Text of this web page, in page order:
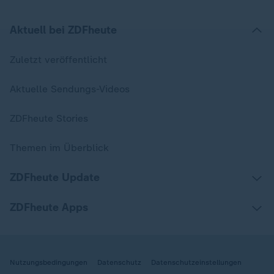
Nutzungsbedingungen Datenschutz Datenschutzeinstellungen